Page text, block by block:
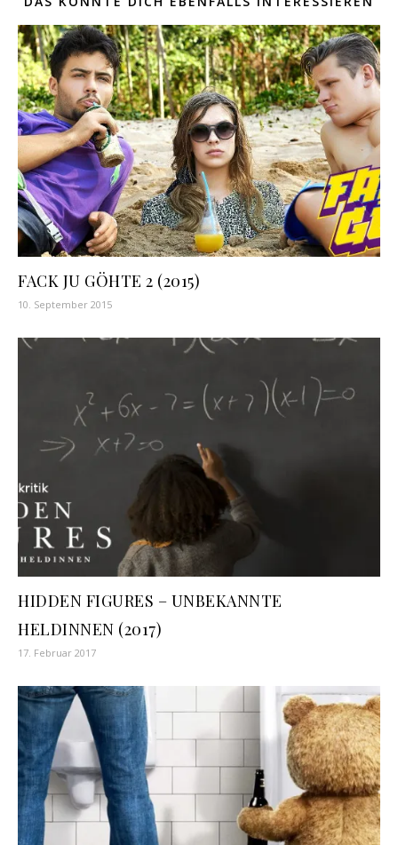
FACK JU GÖHTE 2 (2015)
10. September 2015
HIDDEN FIGURES – UNBEKANNTE
HELDINNEN (2017)
17. Februar 2017